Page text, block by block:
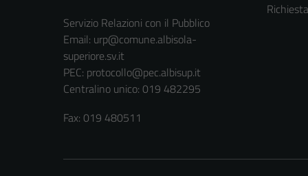
Servizio Relazioni con il Pubblico
Email: urp@comune.albisola-
superiore.sv.it
PEC: protocollo@pec.albisup.it
Centralino unico: 019 482295
Fax: 019 480511